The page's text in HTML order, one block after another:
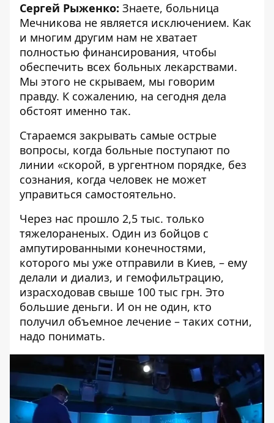
Сергей Рыженко: Знаете, больница
Мечникова не является исключением. Как
и многим другим нам не хватает
полностью финансирования, чтобы
обеспечить всех больных лекарствами.
Мы этого не скрываем, мы говорим
правду. К сожалению, на сегодня дела
обстоят именно так.
Стараемся закрывать самые острые
вопросы, когда больные поступают по
линии «скорой, в ургентном порядке, без
сознания, когда человек не может
управиться самостоятельно.
Через нас прошло 2,5 тыс. только
тяжелораненых. Один из бойцов с
ампутированными конечностями,
которого мы уже отправили в Киев, – ему
делали и диализ, и гемофильтрацию,
израсходовав свыше 100 тыс грн. Это
большие деньги. И он не один, кто
получил объемное лечение – таких сотни,
надо понимать.